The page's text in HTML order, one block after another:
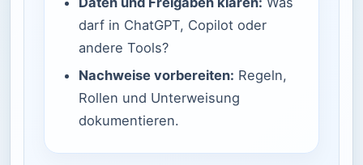
darf in ChatGPT, Copilot oder
andere Tools?
Nachweise vorbereiten: Regeln,
Rollen und Unterweisung
dokumentieren.